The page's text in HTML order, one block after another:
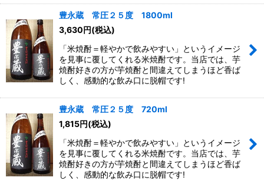
豊永蔵 常圧２５度 1800ml
3,630円(税込)
「米焼酎＝軽やかで飲みやすい」というイメージ
を見事に覆してくれる米焼酎です。当店では、芋
焼酎好きの方が芋焼酎と間違えてしまうほど香ば
しく、感動的な飲み口に脱帽です!
豊永蔵 常圧２５度 720ml
1,815円(税込)
「米焼酎＝軽やかで飲みやすい」というイメージ
を見事に覆してくれる米焼酎です。当店では、芋
焼酎好きの方が芋焼酎と間違えてしまうほど香ば
しく、感動的な飲み口に脱帽です!